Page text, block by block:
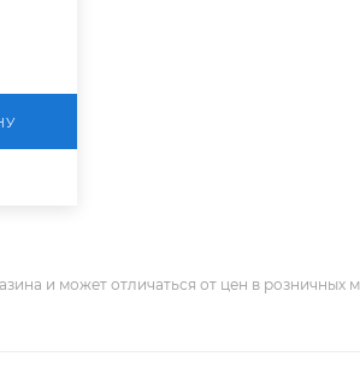
и может отличаться от цен в розничных